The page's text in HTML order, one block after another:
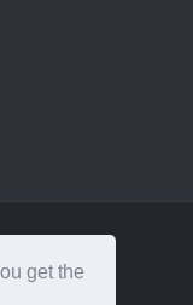
get the